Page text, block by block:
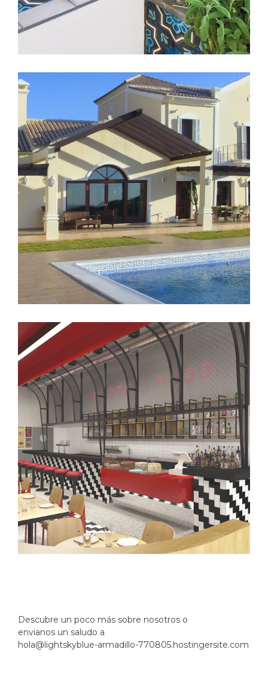
Descubre un poco más sobre nosotros o
envianos un saludo a
hola@lightskyblue-armadillo-770805.hostingersite.com